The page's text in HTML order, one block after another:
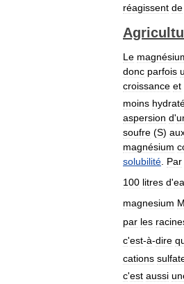
réagissent de
Le
donc parfois
croissance et
moins
aspersion d'
soufre (S)
magnésium
solubilité Par
100 litres d'
magnesium
par les
c'est-à-dire
cations
c'est aussi